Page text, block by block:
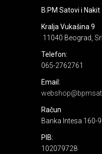
B:PM Satovi i Nakit
Kralja Vukašina 9
11040 Beograd,
Telefon:
065-2762761
Email:
Račun
Banka Intesa 160-
PIB:
102079728